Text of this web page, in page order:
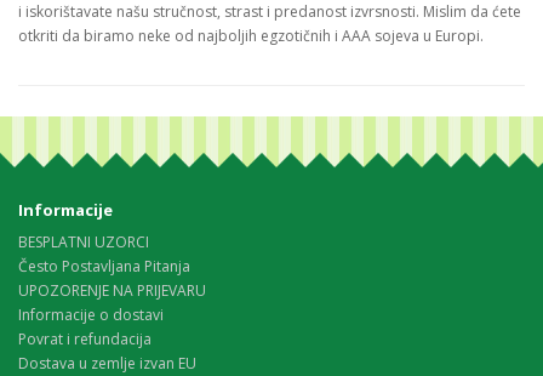
i iskorištavate našu stručnost, strast i predanost izvrsnosti. Mislim da ćete
otkriti da biramo neke od najboljih egzotičnih i AAA sojeva u Europi.
Informacije
BESPLATNI UZORCI
Često Postavljana Pitanja
UPOZORENJE NA PRIJEVARU
Informacije o dostavi
Povrat i refundacija
Dostava u zemlje izvan EU